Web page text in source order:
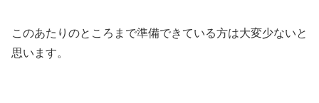
このあたりのところまで準備できている方は大変少ないと
思います。